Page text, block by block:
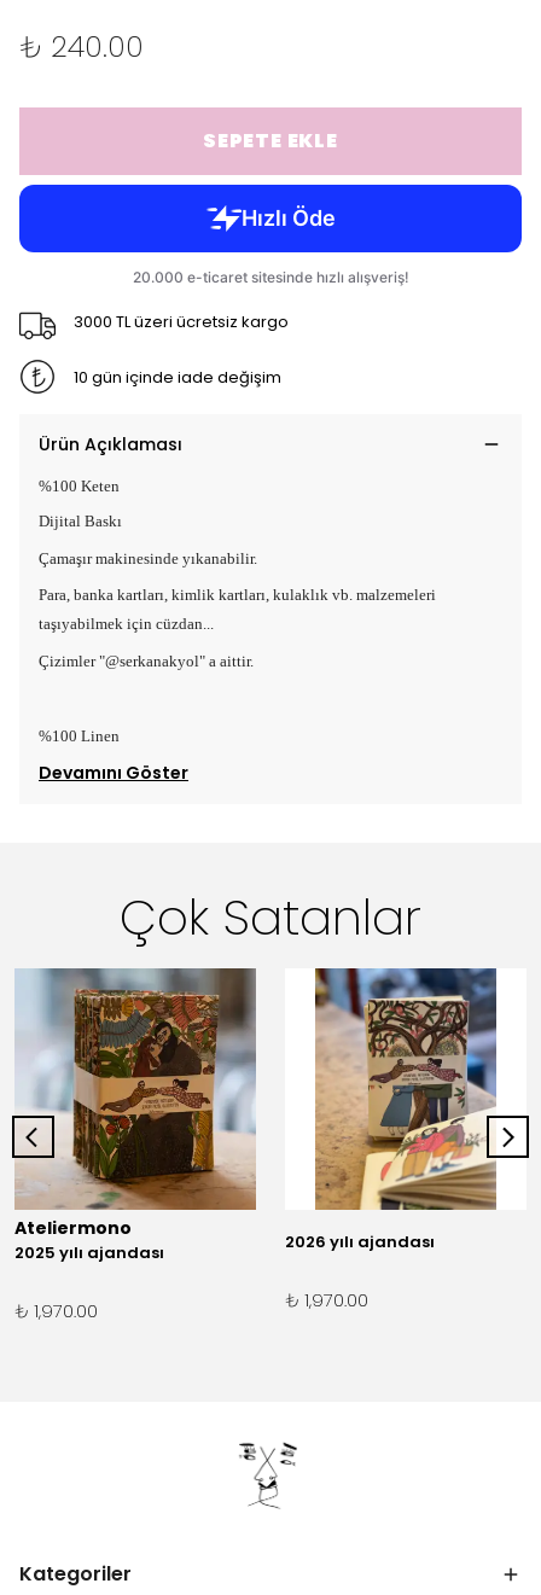
₺ 240.00
SEPETE EKLE
3000 TL üzeri ücretsiz kargo
10 gün içinde iade değişim
Ürün Açıklaması
%100 Keten
Dijital Baskı
Çamaşır makinesinde yıkanabilir.
Para, banka kartları, kimlik kartları, kulaklık vb. malzemeleri
taşıyabilmek için cüzdan...
Çizimler "@serkanakyol" a aittir.
%100 Linen
Devamını Göster
Çok Satanlar
Ateliermono
2025 yılı ajandası
₺ 1,970.00
2026 yılı ajandası
₺ 1,970.00
Kategoriler